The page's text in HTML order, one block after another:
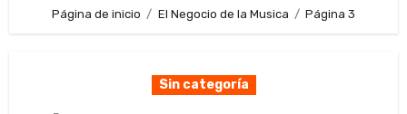
Página de inicio El Negocio de la Musica Página 3
Sin categoría